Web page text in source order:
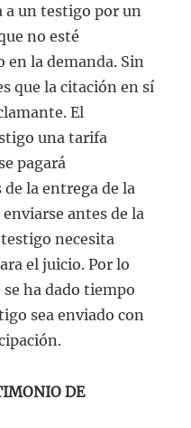
a un testigo por un
no esté
la demanda. Sin
que la citación en sí
El
una tarifa
pagará
la entrega de la
antes de la
necesita
el juicio. Por lo
ha dado tiempo
sea enviado con
DE